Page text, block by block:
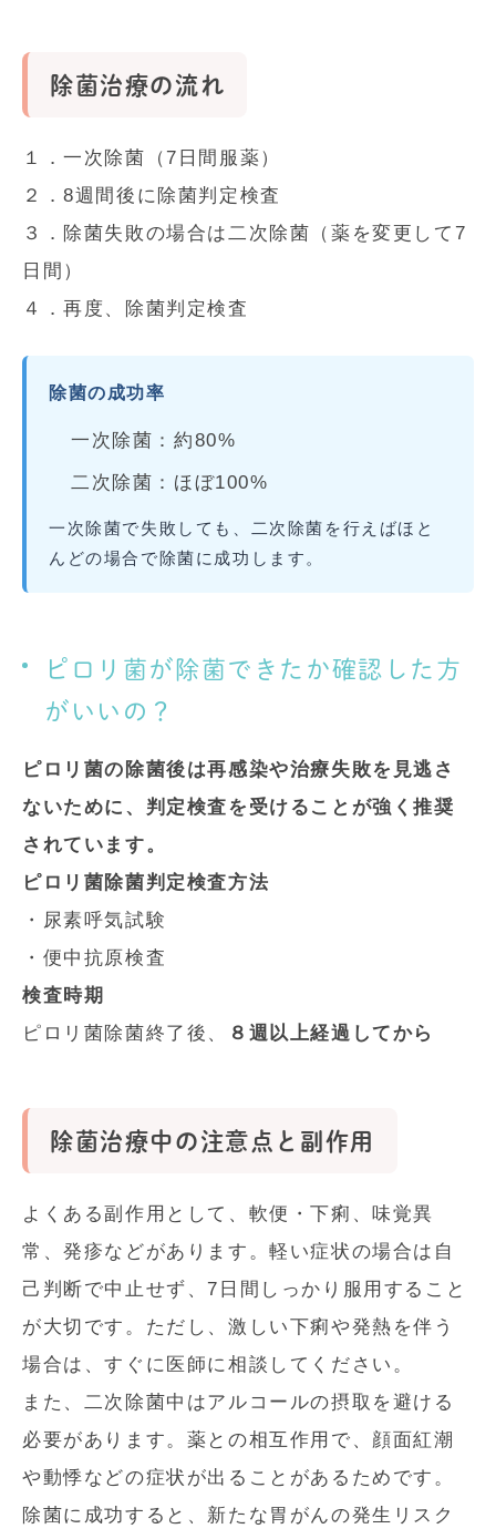
除菌治療の流れ
１．一次除菌（7日間服薬）
２．8週間後に除菌判定検査
３．除菌失敗の場合は二次除菌（薬を変更して7
日間）
４．再度、除菌判定検査
除菌の成功率
一次除菌：約80%
二次除菌：ほぼ100%
一次除菌で失敗しても、二次除菌を行えばほと
んどの場合で除菌に成功します。
ピロリ菌が除菌できたか確認した方
がいいの？
ピロリ菌の除菌後は再感染や治療失敗を見逃さ
ないために、判定検査を受けることが強く推奨
されています。
ピロリ菌除菌判定検査方法
・尿素呼気試験
・便中抗原検査
検査時期
ピロリ菌除菌終了後、
８週以上経過してから
除菌治療中の注意点と副作用
よくある副作用として、軟便・下痢、味覚異
常、発疹などがあります。軽い症状の場合は自
己判断で中止せず、7日間しっかり服用すること
が大切です。ただし、激しい下痢や発熱を伴う
場合は、すぐに医師に相談してください。
また、二次除菌中はアルコールの摂取を避ける
必要があります。薬との相互作用で、顔面紅潮
や動悸などの症状が出ることがあるためです。
除菌に成功すると、新たな胃がんの発生リスク